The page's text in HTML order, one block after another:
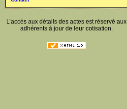
L’accès aux détails des actes est réservé aux
adhérents à jour de leur cotisation.